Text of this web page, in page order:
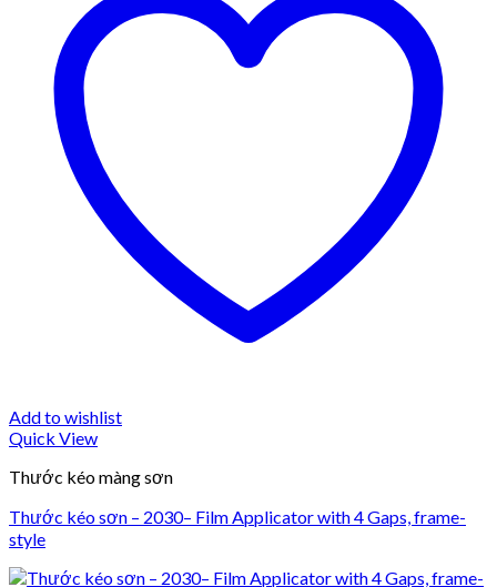
Add to wishlist
Quick View
Thước kéo màng sơn
Thước kéo sơn – 2030– Film Applicator with 4 Gaps, frame-
style